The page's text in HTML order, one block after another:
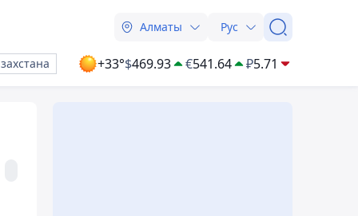
Алматы Рус
+33°$469.93 €541.64 ₽5.71